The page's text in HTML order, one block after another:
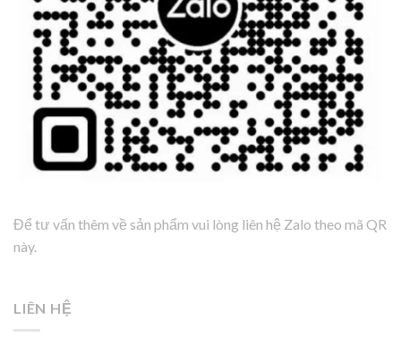
Để tư vấn thêm về sản phẩm vui lòng liên hệ Zalo theo mã QR
này.
LIÊN HỆ